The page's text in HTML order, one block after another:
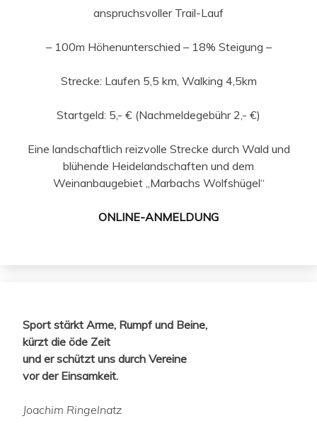
anspruchsvoller Trail-Lauf
– 100m Höhenunterschied – 18% Steigung –
Strecke: Laufen 5,5 km, Walking 4,5km
Startgeld: 5,- € (Nachmeldegebühr 2,- €)
Eine landschaftlich reizvolle Strecke durch Wald und
blühende Heidelandschaften und dem
Weinanbaugebiet „Marbachs Wolfshügel“
ONLINE-ANMELDUNG
Sport stärkt Arme, Rumpf und Beine,
kürzt die öde Zeit
und er schützt uns durch Vereine
vor der Einsamkeit.
Joachim Ringelnatz